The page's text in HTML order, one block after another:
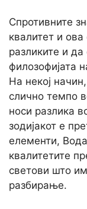
Спротивните
квалитет и
разликите и да
филозофијата
На некој
слично темпо
носи разлика
зодијакот е
елементи,
квалитетите
светови што
разбирање.